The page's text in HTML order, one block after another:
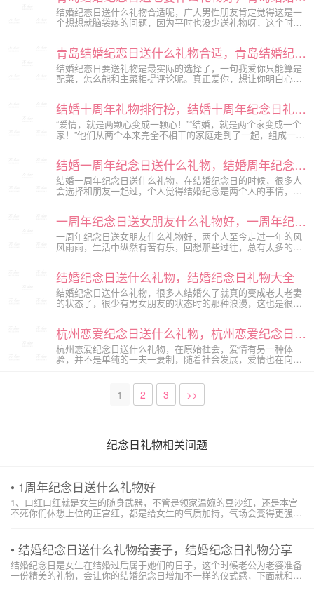
结婚纪恋日送什么礼物合适呢，广大男性朋友肯定觉得这是一
个想想就脑袋疼的问题，因为平时也没少送礼物呀，这个时候
青岛结婚纪恋日送什么礼物合适，青岛结婚纪恋日礼物大全
结婚纪恋日要送礼物是最实际的选择了，一句我爱你只能算是
配菜，怎么能和主菜相提评论呢。真正爱你，想让你明白心意
结婚十周年礼物排行榜，结婚十周年纪念日礼物推荐
“爱情，就是两颗心变成一颗心！”“结婚，就是两个家变成一个
家！”他们从两个本来完全不相干的家庭走到了一起，组成一个
以在这个特殊的日子，给对方准备一些纪念日礼物。下面是挚
爱纪念...
结婚一周年纪念日送什么礼物，结婚周年纪念日礼物大全
结婚一周年纪念日送什么礼物，在结婚纪念日的时候，很多人
会选择和朋友一起过，个人觉得结婚纪念是两个人的事情，还
的结婚周年纪念日礼物大全，一起来看看吧。 一周年纪念日送女朋友什么礼物好，一周年纪念日礼物推荐
一周年纪念日送女朋友什么礼物好，两个人至今走过一年的风
风雨雨，生活中纵然有苦有乐，回想那些过往，总有太多的思
策划公司小编为大家整理的一周年纪念日礼物推荐，一起来看
看吧。
结婚纪念日送什么礼物，结婚纪念日礼物大全
结婚纪念日送什么礼物，很多人结婚久了就真的变成老夫老妻
的状态了，很少有男女朋友的状态时的那种浪漫，这也是很多
就跟着挚爱纪念日策划公司小编一起来看看结婚纪念日礼物大
全吧。
杭州恋爱纪念日送什么礼物，杭州恋爱纪念日礼物大全
杭州恋爱纪念日送什么礼物，在原始社会，爱情有另一种体
验，并不是单纯的一夫一妻制，随着社会发展，爱情也在向文
天被称为恋爱纪念日。下面是挚爱杭州纪念日策划公司小编为
大家整理的杭州恋爱纪念日礼物大全，一起来看看吧。
1 2 3 >>
纪念日礼物相关问题
• 1周年纪念日送什么礼物好
1、口红口红就是女生的随身武器，不管是领家温婉的豆沙红，还是本宫
不死你们休想上位的正宫红，都是给女生的气质加持，气场会变得更强
日这一天送给她另外一种气味...
• 结婚纪念日送什么礼物给妻子，结婚纪念日礼物分享
结婚纪念日是女生在结婚过后属于她们的日子，这个时候老公为老婆准备
一份精美的礼物，会让你的结婚纪念日增加不一样的仪式感，下面就和